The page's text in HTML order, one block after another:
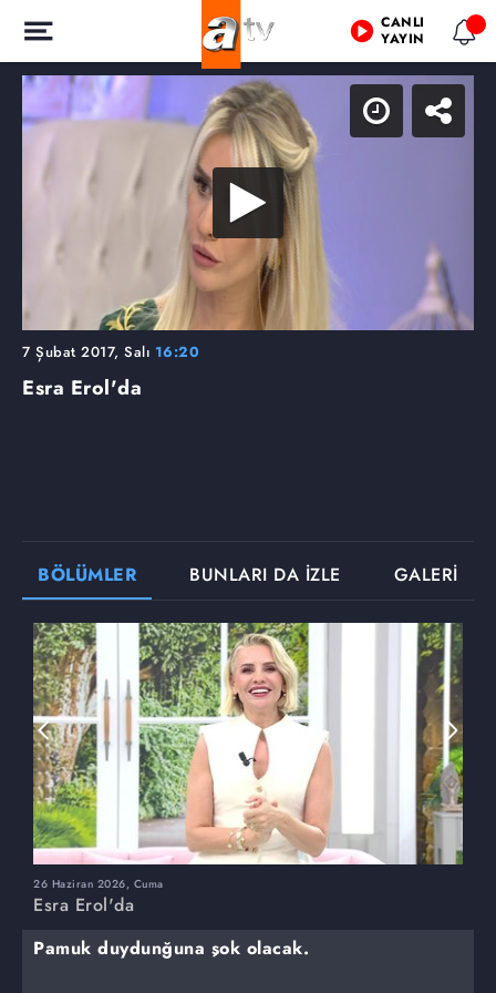
CANLI
YAYIN
7 Şubat 2017, Salı 16:20
Esra Erol'da
BÖLÜMLER BUNLARI DA İZLE GALERİ
26 Haziran 2026, Cuma
Esra Erol'da
Pamuk duydunğuna şok olacak.